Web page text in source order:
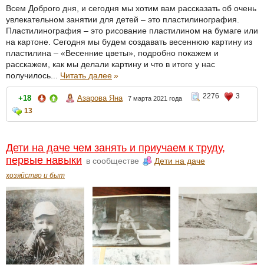
Всем Доброго дня, и сегодня мы хотим вам рассказать об очень
увлекательном занятии для детей – это пластилинография.
Пластилинография – это рисование пластилином на бумаге или
на картоне. Сегодня мы будем создавать весеннюю картину из
пластилина – «Весенние цветы», подробно покажем и
расскажем, как мы делали картину и что в итоге у нас
получилось... Читать далее»
+18 Азарова Яна 7 марта 2021 года 2276
3
13
Дети на даче чем занять и приучаем к труду,
первые навыки в сообществе Дети на даче
хозяйство и быт